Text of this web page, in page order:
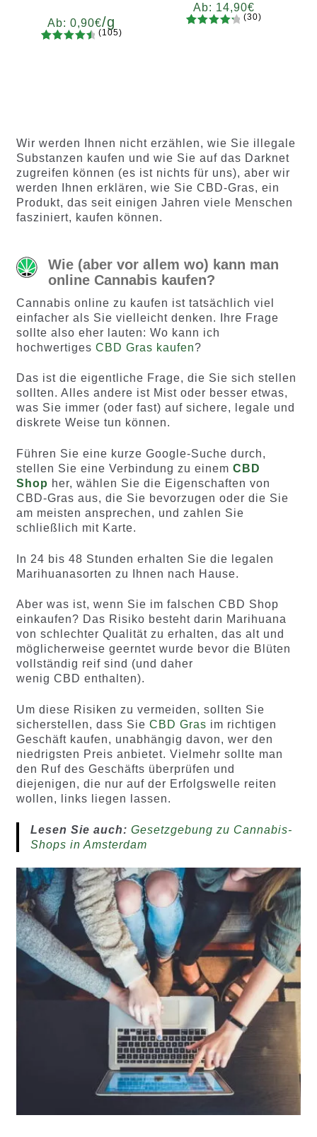
Ab:0,90€/g
ewertung
en
(105)
Ab: 14,90€
gen
(30)
Wir werden Ihnen nicht erzählen, wie Sie illegale
Substanzen kaufen und wie Sie auf das Darknet
zugreifen können (es ist nichts für uns), aber wir
werden Ihnen erklären, wie Sie CBD-Gras, ein
Produkt, das seit einigen Jahren viele Menschen
fasziniert, kaufen können.
Wie (aber vor allem wo) kann man
online Cannabis kaufen?
Cannabis online zu kaufen ist tatsächlich viel
einfacher als Sie vielleicht denken. Ihre Frage
sollte also eher lauten: Wo kann ich
hochwertiges CBD Gras kaufen?
Das ist die eigentliche Frage, die Sie sich stellen
sollten. Alles andere ist Mist oder besser etwas,
was Sie immer (oder fast) auf sichere, legale und
diskrete Weise tun können.
Führen Sie eine kurze Google-Suche durch,
stellen Sie eine Verbindung zu einem CBD
Shop her, wählen Sie die Eigenschaften von
CBD-Gras aus, die Sie bevorzugen oder die Sie
am meisten ansprechen, und zahlen Sie
schließlich mit Karte.
In 24 bis 48 Stunden erhalten Sie die legalen
Marihuanasorten zu Ihnen nach Hause.
Aber was ist, wenn Sie im falschen CBD Shop
einkaufen? Das Risiko besteht darin Marihuana
von schlechter Qualität zu erhalten, das alt und
möglicherweise geerntet wurde bevor die Blüten
vollständig reif sind (und daher
wenig CBD enthalten).
Um diese Risiken zu vermeiden, sollten Sie
sicherstellen, dass Sie CBD Gras im richtigen
Geschäft kaufen, unabhängig davon, wer den
niedrigsten Preis anbietet. Vielmehr sollte man
den Ruf des Geschäfts überprüfen und
diejenigen, die nur auf der Erfolgswelle reiten
wollen, links liegen lassen.
Lesen Sie auch: Gesetzgebung zu Cannabis-
Shops in Amsterdam